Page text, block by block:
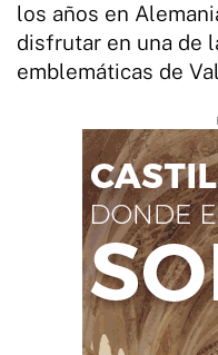
los años en
disfrutar en una de
emblemáticas de